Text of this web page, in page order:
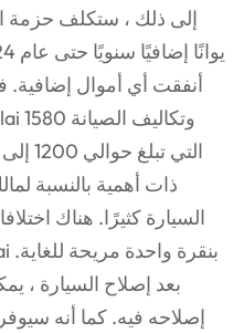
أنفقت أي أموال إضافية.
ذات أهمية بالنسبة
السيارة كثيرًا. هناك
بعد إصلاح السيارة ،
إصلاحه فيه. كما أنه